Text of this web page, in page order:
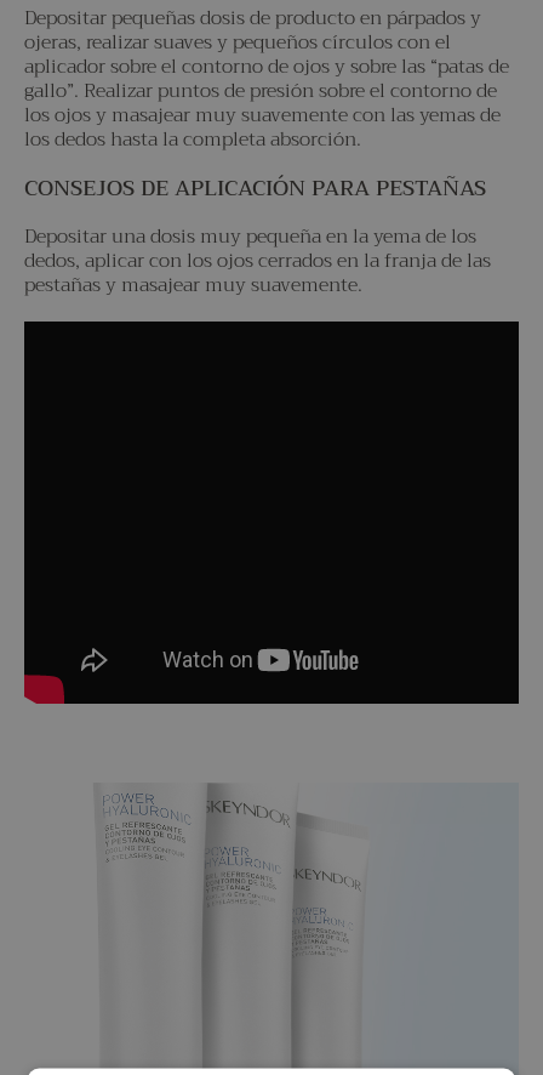
Depositar pequeñas dosis de producto en párpados y
ojeras, realizar suaves y pequeños círculos con el
aplicador sobre el contorno de ojos y sobre las “patas de
gallo”. Realizar puntos de presión sobre el contorno de
los ojos y masajear muy suavemente con las yemas de
los dedos hasta la completa absorción.
CONSEJOS DE APLICACIÓN PARA PESTAÑAS
Depositar una dosis muy pequeña en la yema de los
dedos, aplicar con los ojos cerrados en la franja de las
pestañas y masajear muy suavemente.